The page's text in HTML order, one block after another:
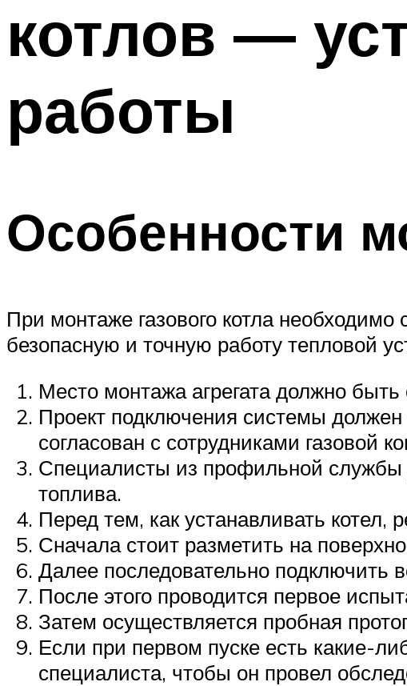
Меню
котлов —
работы
Особенности
При монтаже газового котла
безопасную и точную работу тепловой
Место монтажа агрегата должно
Проект подключения системы
согласован с сотрудниками газовой
Специалисты из профильной службы
топлива.
Перед тем, как устанавливать котел,
Сначала стоит разметить на
Далее последовательно подключить
После этого проводится первое
Затем осуществляется пробная
Если при первом пуске есть какие-
специалиста, чтобы он провел